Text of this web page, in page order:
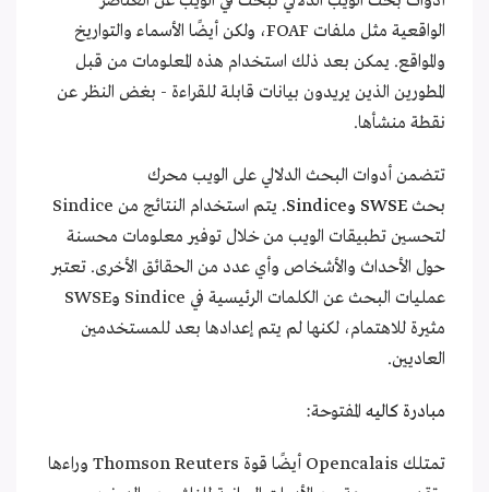
الواقعية مثل ملفات FOAF، ولكن أيضًا الأسماء والتواريخ
والمواقع. يمكن بعد ذلك استخدام هذه المعلومات من قبل
المطورين الذين يريدون بيانات قابلة للقراءة - بغض النظر عن
نقطة منشأها.
تتضمن أدوات البحث الدلالي على الويب محرك
بحث SWSE وSindice
. يتم استخدام النتائج من Sindice
لتحسين تطبيقات الويب من خلال توفير معلومات محسنة
حول الأحداث والأشخاص وأي عدد من الحقائق الأخرى. تعتبر
عمليات البحث عن الكلمات الرئيسية في Sindice وSWSE
مثيرة للاهتمام، لكنها لم يتم إعدادها بعد للمستخدمين
العاديين.
مبادرة كاليه المفتوحة:
تمتلك Opencalais أيضًا قوة Thomson Reuters وراءها